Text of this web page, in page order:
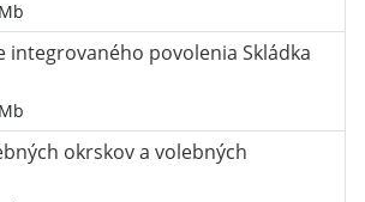
integrovaného povolenia Skládka
okrskov a volebných